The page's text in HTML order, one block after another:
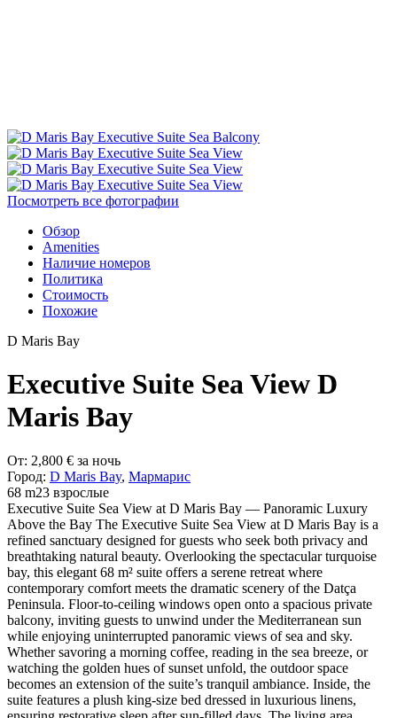
Посмотреть все фотографии
Обзор
Amenities
Наличие номеров
Политика
Стоимость
Похожие
D Maris Bay
Executive Suite Sea View D
Maris Bay
От: 2,800 € за ночь
Город: D Maris Bay, Мармарис
68 m23 взрослые
Executive Suite Sea View at D Maris Bay — Panoramic Luxury
Above the Bay The Executive Suite Sea View at D Maris Bay is a
refined sanctuary designed for guests who seek both privacy and
breathtaking natural beauty. Overlooking the spectacular turquoise
bay, this elegant 68 m² suite offers a serene retreat where
contemporary comfort meets the dramatic scenery of the Datça
Peninsula. Floor-to-ceiling windows open onto a spacious private
balcony, inviting guests to unwind under the Mediterranean sun
while enjoying uninterrupted panoramic views of sea and sky.
Whether savoring a morning coffee, reading in the sea breeze, or
watching the golden hues of sunset unfold, the outdoor space
becomes an extension of the suite’s tranquil ambiance. Inside, the
suite features a plush king-size bed dressed in luxurious linens,